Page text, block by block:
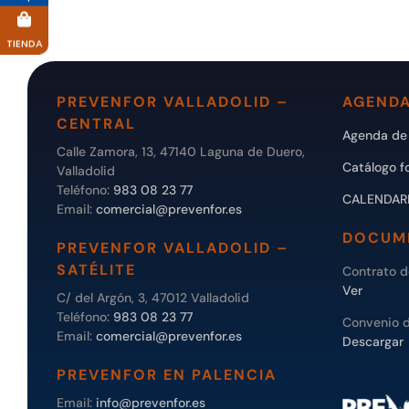
PREVENFOR VALLADOLID –
CENTRAL
Calle Zamora, 13, 47140 Laguna de Duero,
Valladolid
Teléfono: 983 08 23 77
Email: comercial@prevenfor.es
PREVENFOR VALLADOLID –
SATÉLITE
C/ del Argón, 3, 47012 Valladolid
Teléfono: 983 08 23 77
Email: comercial@prevenfor.es
PREVENFOR EN PALENCIA
Email: info@prevenfor.es
Agenda
Catálogo
Contrato
Ver
Convenio
Descargar
TIENDA